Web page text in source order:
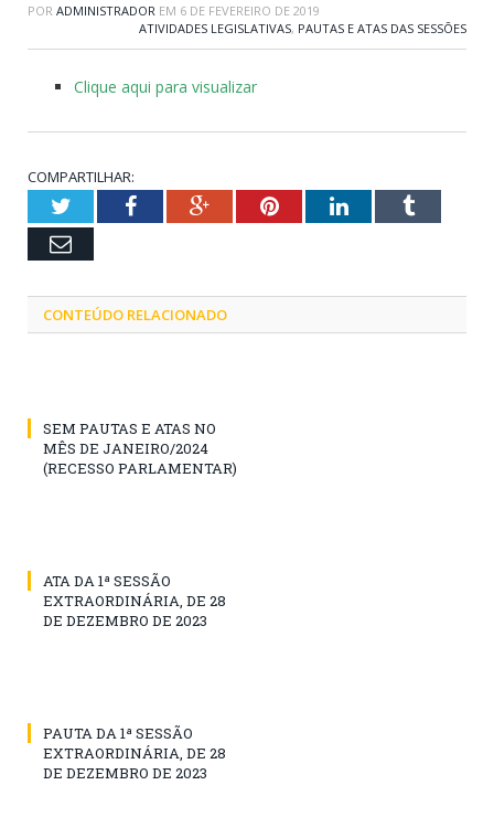
POR ADMINISTRADOR EM 6 DE FEVEREIRO DE 2019
ATIVIDADES LEGISLATIVAS, PAUTAS E ATAS DAS SESSÕES
Clique aqui para visualizar
COMPARTILHAR:
TwitterFacebookGoogle+PinterestLinkedInTumblr
Email
CONTEÚDO RELACIONADO
SEM PAUTAS E ATAS NO
MÊS DE JANEIRO/2024
(RECESSO PARLAMENTAR)
ATA DA 1ª SESSÃO
EXTRAORDINÁRIA, DE 28
DE DEZEMBRO DE 2023
PAUTA DA 1ª SESSÃO
EXTRAORDINÁRIA, DE 28
DE DEZEMBRO DE 2023